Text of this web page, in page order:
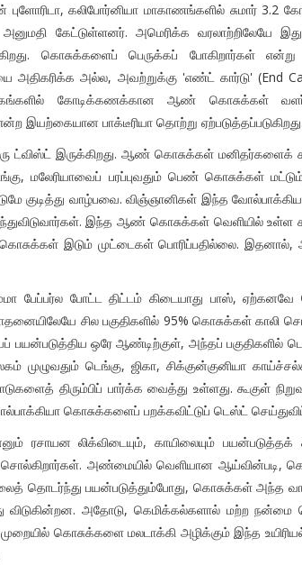
புளோரிடா, கலிபோர்னியா மாகாணங்களில் சுமார் 3.2
கேட்டுள்ளனர். அமெரிக்க வரலாற்றிலேயே
கொசுக்களைப் பெருக்கப் போகிறார்கள்
அல்ல, அவற்றுக்கு 'எண்ட் கார்டு' (End
கோடிக்கணக்கான ஆண் கொசுக்கள்
இயற்கையான பாக்டீரியா தொற்று ஏற்படுத்தப்படுகிறது.
ட்விஸ்ட் இருக்கிறது. ஆண் கொசுக்கள் மனிதர்களைக்
மலேரியாவைப் பரப்புவதும் பெண்
குடித்து வாழ்பவை. விஞ்ஞானிகள் இந்த
இந்த ஆண் கொசுக்கள் வெளியில்
இடும் முட்டைகள் பொரிப்பதில்லை. இதனால்,
பேப்பர்ல போட்ட திட்டம் கிடையாது பாஸ், ஏற்கனவே
சில பகுதிகளில் 95% கொசுக்கள் காலி
ஒரே ஆண்டிற்குள், அந்தப் பகுதிகளில்
முழுவதும் டெங்கு, ஜிகா, சிக்குன்குனியா
திரும்பிப் பார்க்க வைத்து உள்ளது. கூகுள்
கொசுக்களைப் பறக்கவிட்டுப் டெஸ்ட்
ரசாயன லிக்விடையும், காயிலையும் பயன்படுத்தக்
அண்மையில் வெளியான ஆய்வின்படி,
தொடர்ந்து பயன்படுத்தும்போது, கொசுக்கள் அந்த
விடுகின்றன. அதோடு, கெமிக்கல்களால் மற்ற நன்மை
கொசுக்களை மலடாக்கி அழிக்கும் இந்த